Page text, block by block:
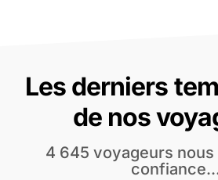
Les derniers
de nos
4 645 voyageurs